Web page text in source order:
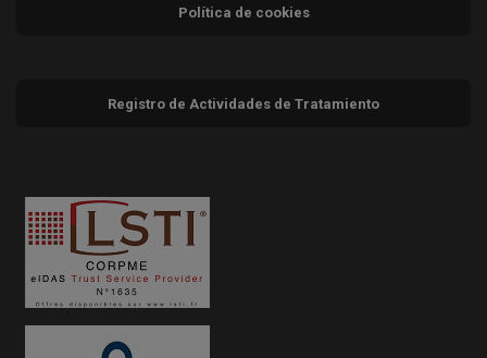
Política de cookies
Registro de Actividades de Tratamiento